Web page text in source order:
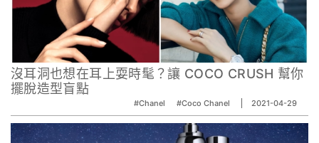
沒耳洞也想在耳上耍時髦？讓 COCO CRUSH 幫你
擺脫造型盲點
#Chanel #Coco Chanel 2021-04-29